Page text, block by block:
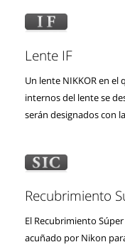
Lente IF
Un lente NIKKOR en
internos del lente se
serán designados con
Recubrimiento
El Recubrimiento
acuñado por Nikon